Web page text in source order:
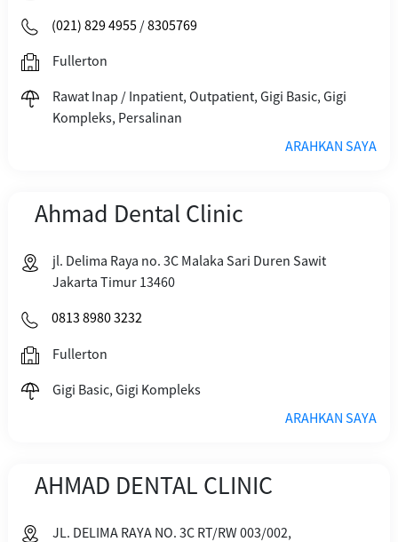
(021) 829 4955 /8305769
Fullerton
Rawat Inap / Inpatient, Outpatient, Gigi Basic, Gigi
Kompleks, Persalinan
ARAHKAN SAYA
Ahmad Dental Clinic
jl. Delima Raya no. 3C Malaka Sari Duren Sawit
Jakarta Timur 13460
0813 8980 3232
Fullerton
Gigi Basic, Gigi Kompleks
ARAHKAN SAYA
AHMAD DENTAL CLINIC
JL. DELIMA RAYA NO. 3C RT/RW 003/002,